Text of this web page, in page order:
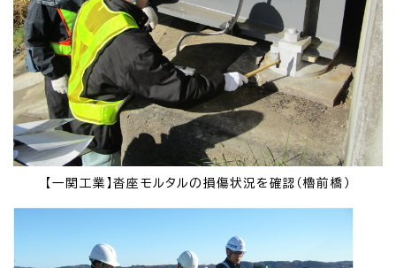
【一関工業】沓座モルタルの損傷状況を確認（櫓前橋）